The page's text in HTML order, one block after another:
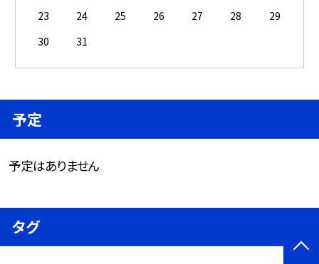
23
24 25 26 27 28
29
30
31
予定
予定はありません
タグ